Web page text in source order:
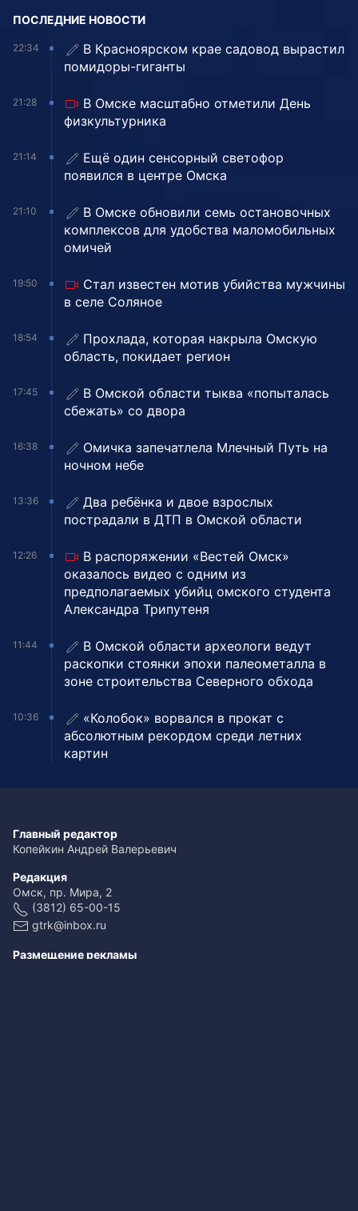
ПОСЛЕДНИЕ НОВОСТИ
22:34
В Красноярском крае садовод вырастил
помидоры-гиганты
21:28
В Омске масштабно отметили День
физкультурника
21:14
Ещё один сенсорный светофор
появился в центре Омска
21:10
В Омске обновили семь остановочных
комплексов для удобства маломобильных
омичей
19:50
Стал известен мотив убийства мужчины
в селе Соляное
18:54
Прохлада, которая накрыла Омскую
область, покидает регион
17:45
В Омской области тыква «попыталась
сбежать» со двора
16:38
Омичка запечатлела Млечный Путь на
ночном небе
13:36
Два ребёнка и двое взрослых
пострадали в ДТП в Омской области
12:26
В распоряжении «Вестей Омск»
оказалось видео с одним из
предполагаемых убийц омского студента
Александра Трипутеня
11:44
В Омской области археологи ведут
раскопки стоянки эпохи палеометалла в
зоне строительства Северного обхода
10:36
«Колобок» ворвался в прокат с
абсолютным рекордом среди летних
картин
Главный редактор
Копейкин Андрей Валерьевич
Редакция
Омск, пр. Мира, 2
(3812) 65-00-15
gtrk@inbox.ru
Размещение рекламы